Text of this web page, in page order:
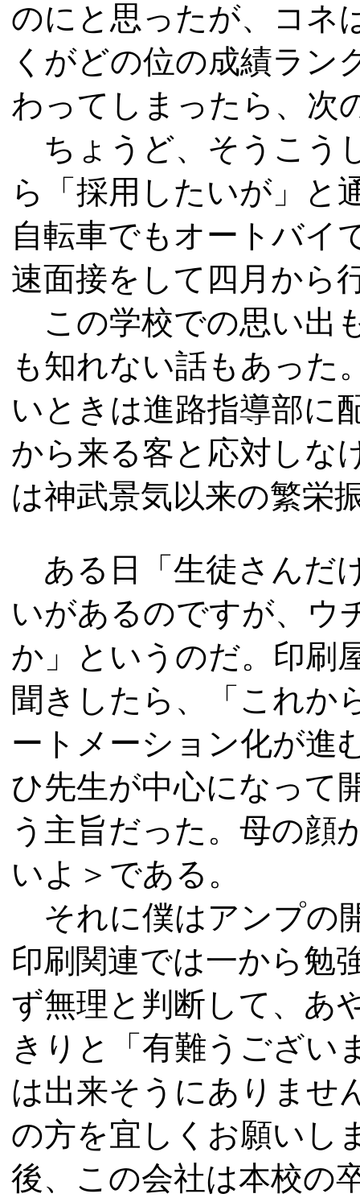
のにと思ったが、コネ
くがどの位の成績ラン
わってしまったら、次
ちょうど、そうこう
ら「採用したいが」と
自転車でもオートバイ
速面接をして四月から
この学校での思い出
も知れない話もあった
いときは進路指導部に
から来る客と応対しな
は神武景気以来の繁栄
ある日「生徒さんだ
いがあるのですが、ウ
か」というのだ。印刷
聞きしたら、「これか
ートメーション化が進
ひ先生が中心になって
う主旨だった。母の顔
いよ＞である。
それに僕はアンプの
印刷関連では一から勉
ず無理と判断して、あ
きりと「有難うござい
は出来そうにありませ
の方を宜しくお願いし
後、この会社は本校の